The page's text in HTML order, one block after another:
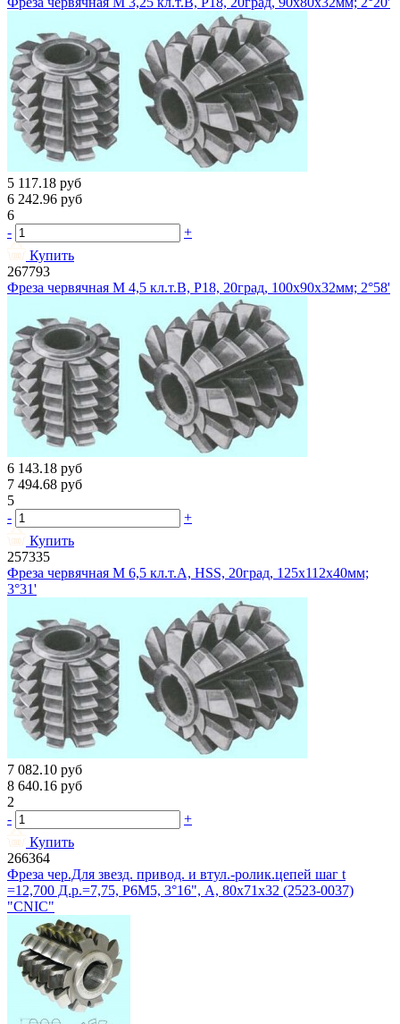
5 117.18 руб
6 242.96 руб
6
-
+
Купить
267793
Фреза червячная М 4,5 кл.т.В, Р18, 20град, 100х90х32мм; 2°58'
6 143.18 руб
7 494.68 руб
5
-
+
Купить
257335
Фреза червячная М 6,5 кл.т.А, HSS, 20град, 125х112х40мм;
3°31'
7 082.10 руб
8 640.16 руб
2
-
+
Купить
266364
Фреза чер.Для звезд. привод. и втул.-ролик.цепей шаг t
=12,700 Д.р.=7,75, Р6М5, 3°16", A, 80х71х32 (2523-0037)
"CNIC"